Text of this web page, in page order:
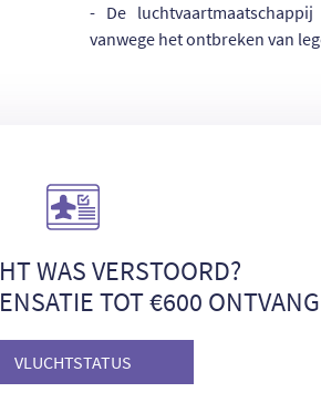
- De
vanwege het ontbreken van
WAS VERSTOORD?
TOT €600
VLUCHTSTATUS